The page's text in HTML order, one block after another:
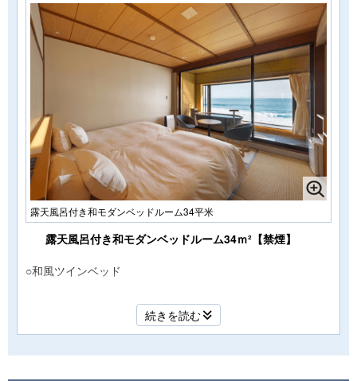
露天風呂付き和モダンベッドルーム34平米
露天風呂付き和モダンベッドルーム34ｍ²【禁煙】
○和風ツインベッド
○34平米＋オーシャンビューの展望露天風呂
○全館Wi-Fi完備（無料）
続きを読む